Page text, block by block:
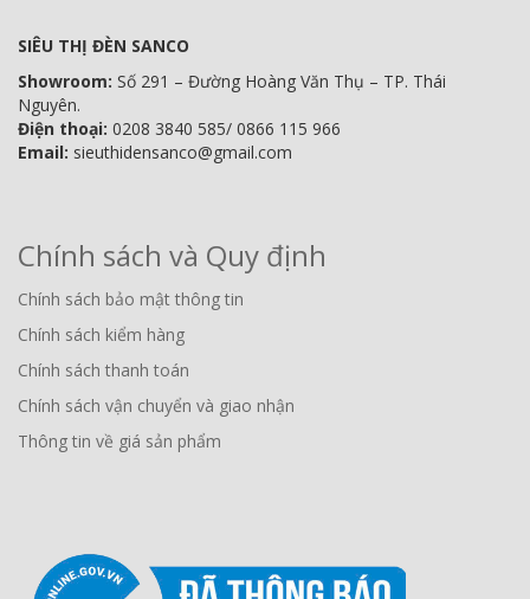
SIÊU THỊ ĐÈN SANCO
Showroom: Số 291 – Đường Hoàng Văn Thụ – TP. Thái
Nguyên.
Điện thoại: 0208 3840 585/ 0866 115 966
Email: sieuthidensanco@gmail.com
Chính sách và Quy định
Chính sách bảo mật thông tin
Chính sách kiểm hàng
Chính sách thanh toán
Chính sách vận chuyển và giao nhận
Thông tin về giá sản phẩm